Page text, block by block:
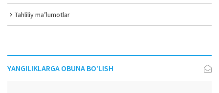
Tahliliy ma’lumotlar
YANGILIKLARGA OBUNA BO‘LISH